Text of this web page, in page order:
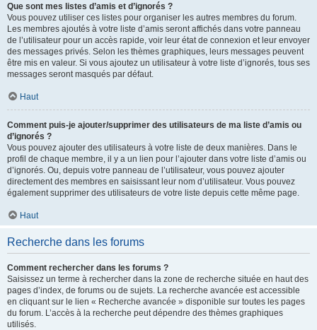
Que sont mes listes d’amis et d’ignorés ?
Vous pouvez utiliser ces listes pour organiser les autres membres du forum.
Les membres ajoutés à votre liste d’amis seront affichés dans votre panneau
de l’utilisateur pour un accès rapide, voir leur état de connexion et leur envoyer
des messages privés. Selon les thèmes graphiques, leurs messages peuvent
être mis en valeur. Si vous ajoutez un utilisateur à votre liste d’ignorés, tous ses
messages seront masqués par défaut.
Haut
Comment puis-je ajouter/supprimer des utilisateurs de ma liste d’amis ou
d’ignorés ?
Vous pouvez ajouter des utilisateurs à votre liste de deux manières. Dans le
profil de chaque membre, il y a un lien pour l’ajouter dans votre liste d’amis ou
d’ignorés. Ou, depuis votre panneau de l’utilisateur, vous pouvez ajouter
directement des membres en saisissant leur nom d’utilisateur. Vous pouvez
également supprimer des utilisateurs de votre liste depuis cette même page.
Haut
Recherche dans les forums
Comment rechercher dans les forums ?
Saisissez un terme à rechercher dans la zone de recherche située en haut des
pages d’index, de forums ou de sujets. La recherche avancée est accessible
en cliquant sur le lien « Recherche avancée » disponible sur toutes les pages
du forum. L’accès à la recherche peut dépendre des thèmes graphiques
utilisés.